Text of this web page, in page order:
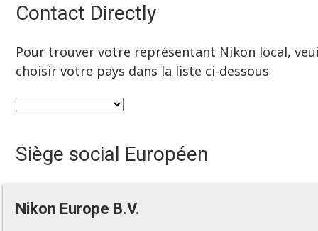
Contact Directly
Pour trouver votre représentant Nikon local,
choisir votre pays dans la liste ci-dessous
Siège social Européen
Nikon Europe B.V.